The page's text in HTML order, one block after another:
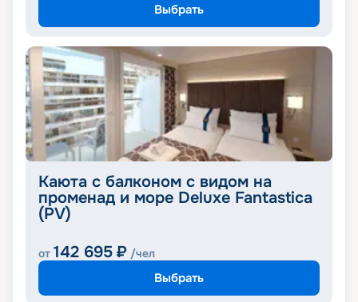
Выбрать
Каюта с балконом с видом на
променад и море Deluxe Fantastica
(PV)
от 142 695 ₽ /чел
Выбрать